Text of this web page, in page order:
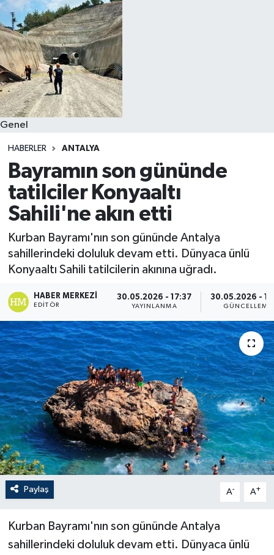
Genel
HABERLER ANTALYA
Bayramın son gününde
tatilciler Konyaaltı
Sahili'ne akın etti
Kurban Bayramı'nın son gününde Antalya
sahillerindeki doluluk devam etti. Dünyaca ünlü
Konyaaltı Sahili tatilcilerin akınına uğradı.
HABER MERKEZI
EDITÖR
30.05.2026 - 17:37
YAYINLANMA
30.05.2026 -
GÜNCELLEME
Paylaş A- A+
Kurban Bayramı'nın son gününde Antalya
sahillerindeki doluluk devam etti. Dünyaca ünlü
Spor
Teknoloji
Yaşam